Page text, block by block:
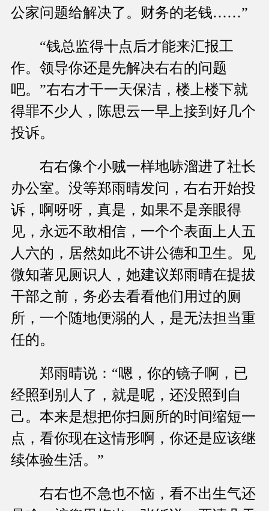
公家问题给解决了。财务的老钱……”
“钱总监得十点后才能来汇报工
作。领导你还是先解决右右的问题
吧。”右右才干一天保洁，楼上楼下就
得罪不少人，陈思云一早上接到好几个
投诉。
右右像个小贼一样地哧溜进了社长
办公室。没等郑雨晴发问，右右开始投
诉，啊呀呀，真是，如果不是亲眼得
见，永远不敢相信，一个个表面上人五
人六的，居然如此不讲公德和卫生。见
微知著见厕识人，她建议郑雨晴在提拔
干部之前，务必去看看他们用过的厕
所，一个随地便溺的人，是无法担当重
任的。
郑雨晴说：“嗯，你的镜子啊，已
经照到别人了，就是呢，还没照到自
己。本来是想把你扫厕所的时间缩短一
点，看你现在这情形啊，你还是应该继
续体验生活。”
右右也不急也不恼，看不出生气还